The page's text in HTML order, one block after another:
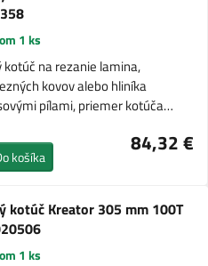
1 ks
kotúč na rezanie lamina,
kovov alebo hliníka
pílami, priemer kotúča…
84,32 €
košíka
kotúč Kreator 305 mm 100T
1 ks